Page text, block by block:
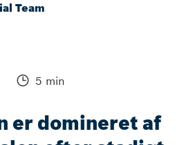
Team
5 min
er domineret af